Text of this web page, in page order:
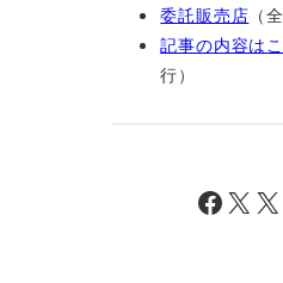
委託販売店 （
記事の内容は
行）
Facebook X X